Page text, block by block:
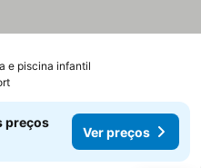
e piscina infantil
preços
Ver preços